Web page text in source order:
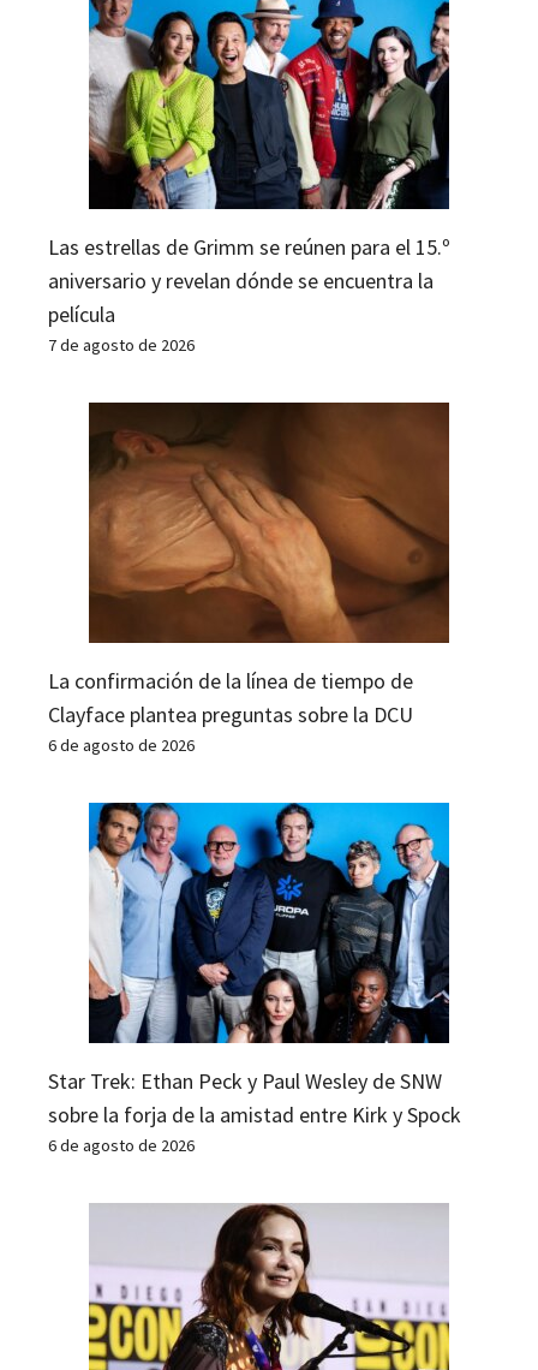
Las estrellas de Grimm se reúnen para el 15.º
aniversario y revelan dónde se encuentra la
película
7 de agosto de 2026
La confirmación de la línea de tiempo de
Clayface plantea preguntas sobre la DCU
6 de agosto de 2026
Star Trek: Ethan Peck y Paul Wesley de SNW
sobre la forja de la amistad entre Kirk y Spock
6 de agosto de 2026